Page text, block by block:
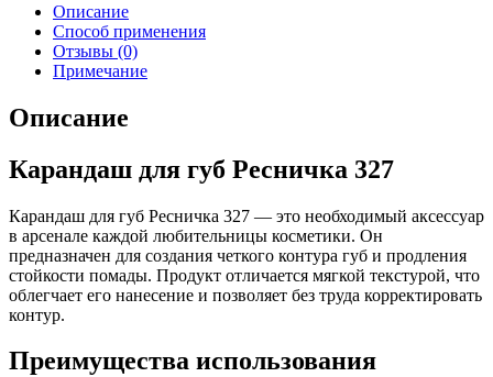
Описание
Способ применения
Отзывы (0)
Примечание
Описание
Карандаш для губ Ресничка 327
Карандаш для губ Ресничка 327 — это необходимый аксессуар
в арсенале каждой любительницы косметики. Он
предназначен для создания четкого контура губ и продления
стойкости помады. Продукт отличается мягкой текстурой, что
облегчает его нанесение и позволяет без труда корректировать
контур.
Преимущества использования